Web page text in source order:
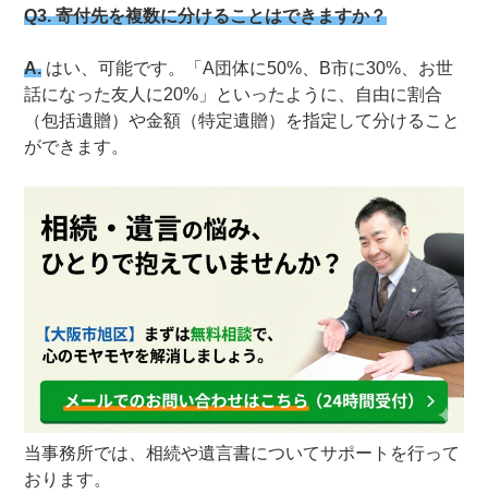
Q3. 寄付先を複数に分けることはできますか？
A. はい、可能です。「A団体に50%、B市に30%、お世
話になった友人に20%」といったように、自由に割合
（包括遺贈）や金額（特定遺贈）を指定して分けること
ができます。
当事務所では、相続や遺言書についてサポートを行って
おります。